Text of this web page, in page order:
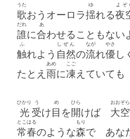
歌
うた
おうオーロラ揺
ゆ
れる夜
よぞ
誰
だれ
に合
あ
わせることもない
触
ふ
れよう 自然
しぜん
の流
なが
れ優
やさ
し
たとえ 雨
あめ
に凍
こご
えていても
光
ひかり
受
う
け目
め
を開
ひら
けば 大空
おおぞら
常春
とこはる
のような森
もり
で あな